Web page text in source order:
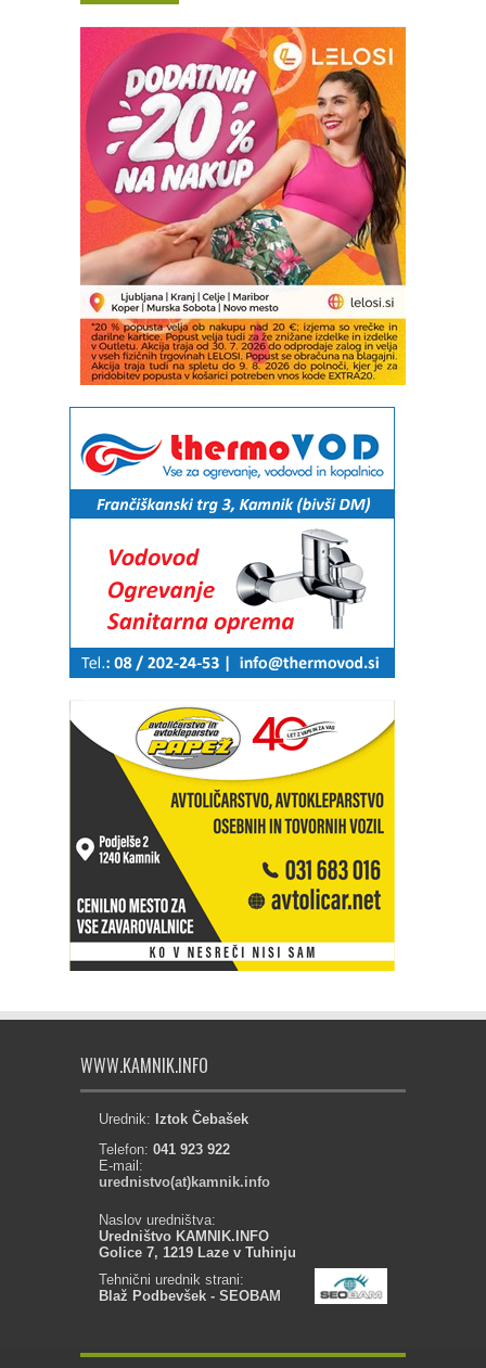
WWW.KAMNIK.INFO
Urednik: Iztok Čebašek
Telefon: 041 923 922
E-mail:
urednistvo(at)kamnik.info
Naslov uredništva:
Uredništvo KAMNIK.INFO
Golice 7, 1219 Laze v Tuhinju
Tehnični urednik strani:
Blaž Podbevšek - SEOBAM